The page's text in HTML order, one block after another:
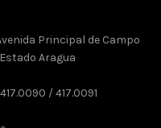
Principal de Campo
Aragua
/ 417.0091